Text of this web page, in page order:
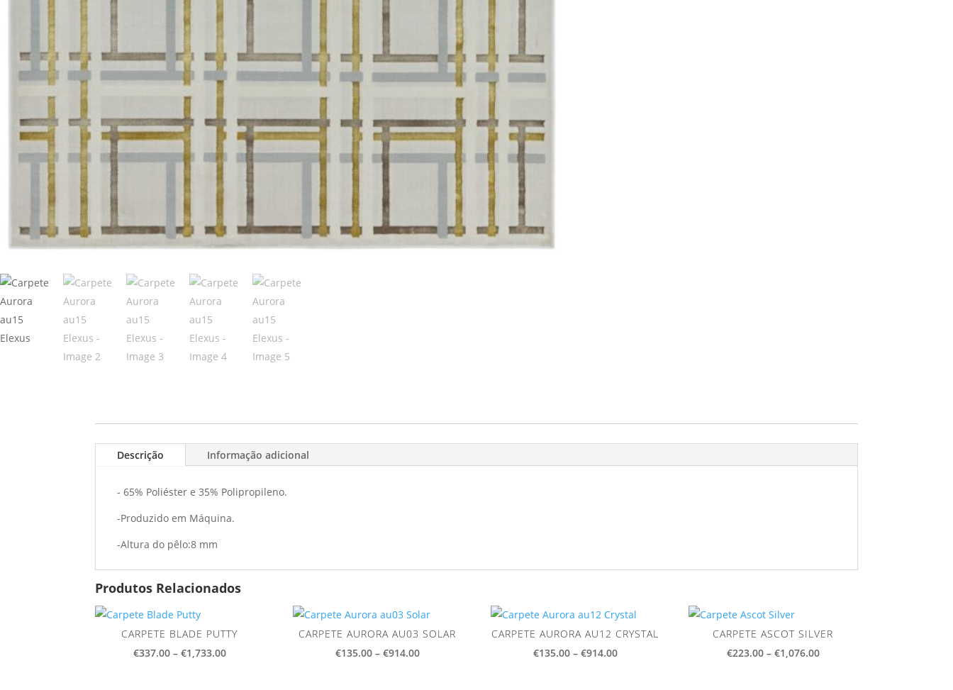
Descrição Informação adicional
- 65% Poliéster e 35% Polipropileno.
-Produzido em Máquina.
-Altura do pêlo:8 mm
Produtos Relacionados
CARPETE BLADE PUTTY
€337.00 – €1,733.00Price
CARPETE AURORA AU03 SOLAR
€135.00 – €914.00Price
CARPETE AURORA AU12 CRYSTAL
€135.00 – €914.00Price
CARPETE ASCOT SILVER
€223.00 – €1,076.00Price